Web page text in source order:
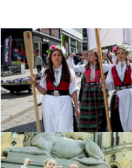
Bunadsgeriljaen marsjerer på Karl
front.
Mimsy Møller/NTB